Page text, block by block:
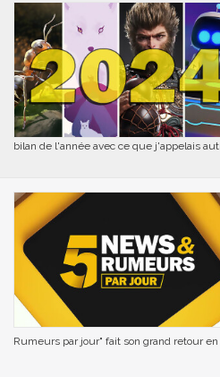
bilan de l'année avec ce que j'appelais
Rumeurs par jour" fait son grand retour